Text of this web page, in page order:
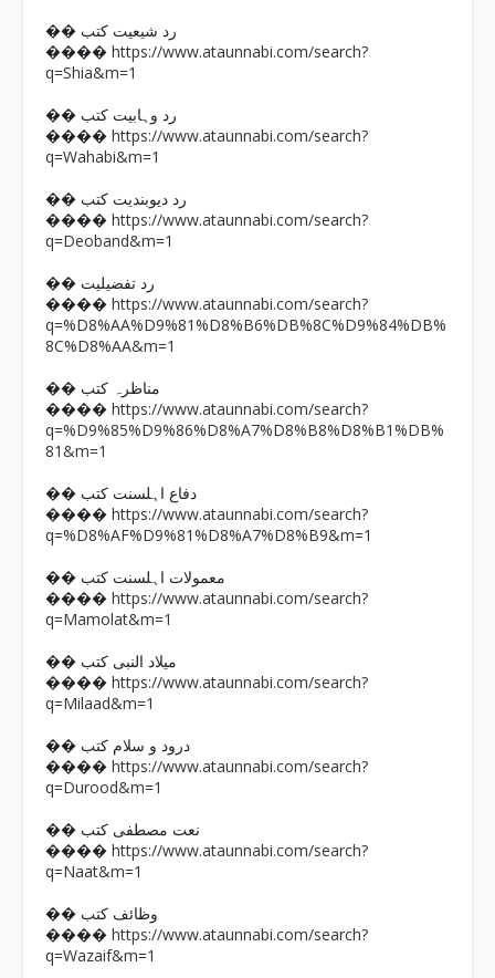
�� رد شیعیت کتب
���� https://www.ataunnabi.com/search?
q=Shia&m=1
�� رد وہابیت کتب
���� https://www.ataunnabi.com/search?
q=Wahabi&m=1
�� رد دیوبندیت کتب
���� https://www.ataunnabi.com/search?
q=Deoband&m=1
�� رد تفضیلیت
���� https://www.ataunnabi.com/search?
q=%D8%AA%D9%81%D8%B6%DB%8C%D9%84%DB%
8C%D8%AA&m=1
�� مناظرہ کتب
���� https://www.ataunnabi.com/search?
q=%D9%85%D9%86%D8%A7%D8%B8%D8%B1%DB%
81&m=1
�� دفاع اہلسنت کتب
���� https://www.ataunnabi.com/search?
q=%D8%AF%D9%81%D8%A7%D8%B9&m=1
�� معمولات اہلسنت کتب
���� https://www.ataunnabi.com/search?
q=Mamolat&m=1
�� میلاد النبی کتب
���� https://www.ataunnabi.com/search?
q=Milaad&m=1
�� درود و سلام کتب
���� https://www.ataunnabi.com/search?
q=Durood&m=1
�� نعت مصطفی کتب
���� https://www.ataunnabi.com/search?
q=Naat&m=1
�� وظائف کتب
���� https://www.ataunnabi.com/search?
q=Wazaif&m=1